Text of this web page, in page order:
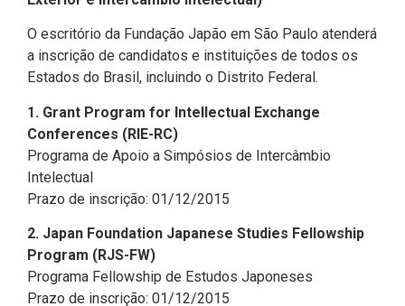
O escritório da Fundação Japão em São Paulo atenderá
a inscrição de candidatos e instituições de todos os
Estados do Brasil, incluindo o Distrito Federal.
1. Grant Program for Intellectual Exchange
Conferences (RIE-RC)
Programa de Apoio a Simpósios de Intercâmbio
Intelectual
Prazo de inscrição: 01/12/2015
2. Japan Foundation Japanese Studies Fellowship
Program (RJS-FW)
Programa Fellowship de Estudos Japoneses
Prazo de inscrição: 01/12/2015